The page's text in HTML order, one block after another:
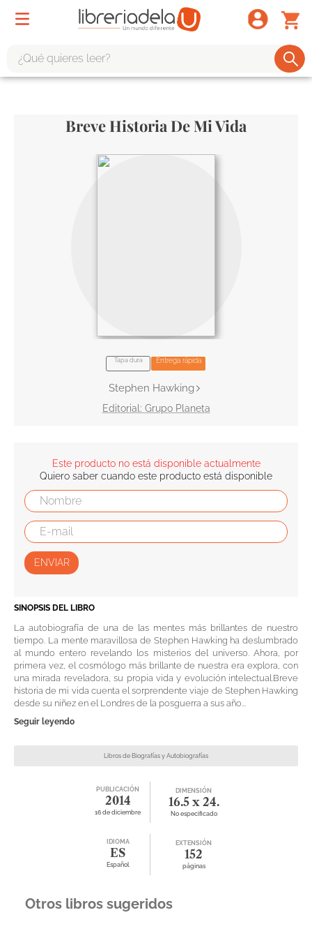
Breve Historia De Mi Vida
Tapa dura Entrega rápida
Stephen Hawking
Grupo Planeta
Este producto no está disponible actualmente
Quiero saber cuando este producto está disponible
ENVIAR
SINOPSIS DEL LIBRO
La autobiografía de una de las mentes más brillantes de nuestro
tiempo. La mente maravillosa de Stephen Hawking ha deslumbrado
al mundo entero revelando los misterios del universo. Ahora, por
primera vez, el cosmólogo más brillante de nuestra era explora, con
una mirada reveladora, su propia vida y evolución intelectual.Breve
historia de mi vida cuenta el sorprendente viaje de Stephen Hawking
desde su niñez en el Londres de la posguerra a sus año...
Seguir leyendo
Libros de Biografías y Autobiografías
PUBLICACIÓN
2014
16 de diciembre
DIMENSIÓN
16.5 x 24.
No especificado
IDIOMA
ES
Español
EXTENSIÓN
152
páginas
Otros libros sugeridos
harry potter
book haven